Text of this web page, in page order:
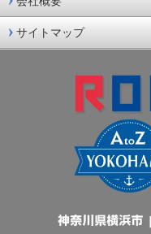
サイトマップ